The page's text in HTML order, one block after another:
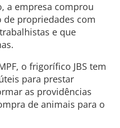
a empresa comprou
de propriedades com
e que
o frigorífico JBS tem
para prestar
as providências
de animais para o